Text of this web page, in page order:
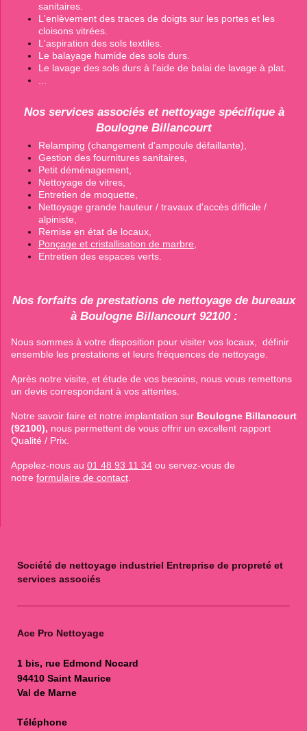
sanitaires.
L'enlèvement des traces de doigts sur les portes et les
cloisons vitrées.
L'aspiration des sols textiles.
Le balayage humide des sols durs.
Le lavage des sols durs à l'aide de balai de lavage à plat.
Nos services associés et nettoyage spécifique à
Boulogne Billancourt
Relamping (changement d'ampoule défaillante),
Gestion des fournitures sanitaires,
Petit déménagement,
Nettoyage de vitres,
Entretien de moquette,
Nettoyage grande hauteur / travaux d'accès difficile /
alpiniste,
Remise en état de locaux,
Ponçage et cristallisation de marbre,
Entretien des espaces verts.
Nos forfaits de prestations de nettoyage de bureaux
à Boulogne Billancourt 92100 :
Nous sommes à votre disposition pour visiter vos locaux, définir
ensemble les prestations et leurs fréquences de nettoyage.
Après notre visite, et étude de vos besoins, nous vous remettons
un devis correspondant à vos attentes.
Notre savoir faire et notre implantation sur Boulogne Billancourt
(92100), nous permettent de vous offrir un excellent rapport
Qualité / Prix.
Appelez-nous au 01 48 93 11 34 ou servez-vous de
notre formulaire de contact.
Société de nettoyage industriel Entreprise de propreté et
services associés
Ace Pro Nettoyage
1 bis, rue Edmond Nocard
94410 Saint Maurice
Val de Marne
Téléphone